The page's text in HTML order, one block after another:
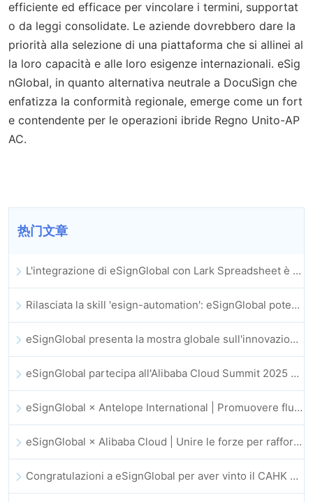
efficiente ed efficace per vincolare i termini, supportat
o da leggi consolidate. Le aziende dovrebbero dare la
priorità alla selezione di una piattaforma che si allinei al
la loro capacità e alle loro esigenze internazionali. eSig
nGlobal, in quanto alternativa neutrale a DocuSign che
enfatizza la conformità regionale, emerge come un fort
e contendente per le operazioni ibride Regno Unito-AP
AC.
热门文章
L'integrazione di eSignGlobal con Lark Spreadsheet è ufficialmente online: firma e archiviazione automatica completa dei contratti elettronici
Rilasciata la skill 'esign-automation': eSignGlobal potenzia OpenClaw con firme elettroniche automatizzate
eSignGlobal presenta la mostra globale sull'innovazione GIS 2025
eSignGlobal partecipa all'Alibaba Cloud Summit 2025 di Hong Kong, promuovendo l'innovazione cloud guidata dall'IA e la fiducia digitale
eSignGlobal × Antelope International | Promuovere flussi di lavoro digitali sicuri e guidati dall’IA
eSignGlobal × Alibaba Cloud | Unire le forze per rafforzare la fiducia digitale globale nel fintech
Congratulazioni a eSignGlobal per aver vinto il CAHK STAR Award 2025!